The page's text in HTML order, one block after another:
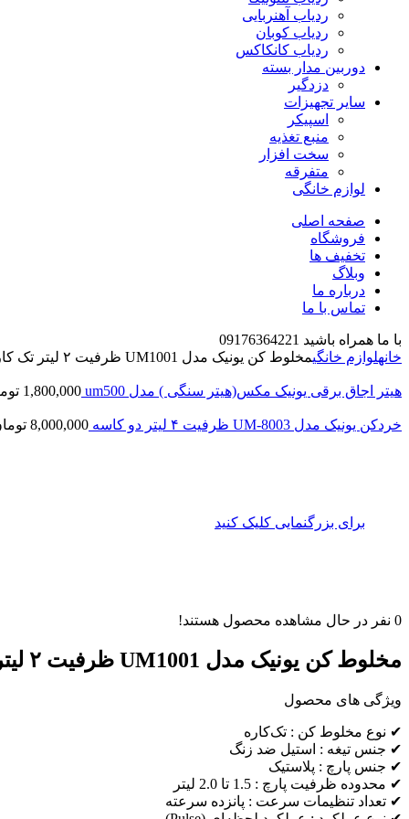
ردیاب آهنربایی
ردیاب کوبان
ردیاب کانکاکس
دوربین مدار بسته
دزدگیر
سایر تجهیزات
اسپیکر
منبع تغذیه
سخت افزار
متفرقه
لوازم خانگی
صفحه اصلی
فروشگاه
تخفیف ها
وبلاگ
درباره ما
تماس با ما
با ما همراه باشید 09176364221
خانهلوازم خانگیمخلوط کن یونیک مدل UM1001 ظرفیت ۲ لیتر تک کاره
هیتر اجاق برقی یونیک مکس(هیتر سنگی ) مدل um500 1,800,000
خردکن یونیک مدل UM-8003 ظرفیت ۴ لیتر دو کاسه 8,000,000
برای بزرگنمایی کلیک کنید
0 نفر در حال مشاهده محصول هستند!
مخلوط کن یونیک مدل UM1001 ظرفیت ۲ لیتر تک کاره
ویژگی های محصول
✔ نوع مخلوط کن : تک‌کاره
✔ جنس تیغه : استیل ضد زنگ
✔ جنس پارچ : پلاستیک
✔ محدوده ظرفیت پارچ : 1.5 تا 2.0 لیتر
✔ تعداد تنظیمات سرعت : پانزده سرعته